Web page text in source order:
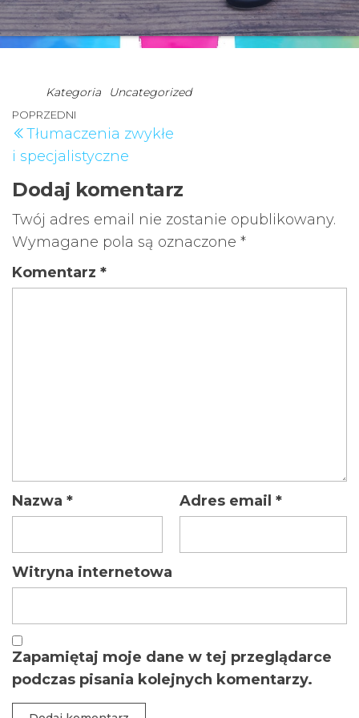
Kategoria Uncategorized
Nawigacja
wpisu
Poprzedni
wpis
POPRZEDNI
Tłumaczenia zwykłe
i specjalistyczne
Dodaj komentarz
Twój adres email nie zostanie opublikowany.
Wymagane pola są oznaczone *
Komentarz *
Nazwa * Adres email *
Witryna internetowa
Zapamiętaj moje dane w tej przeglądarce
podczas pisania kolejnych komentarzy.